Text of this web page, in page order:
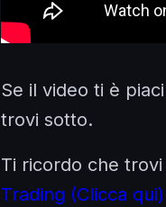
Se il video ti è
trovi sotto.
Ti ricordo che
Trading (Clicca qui)